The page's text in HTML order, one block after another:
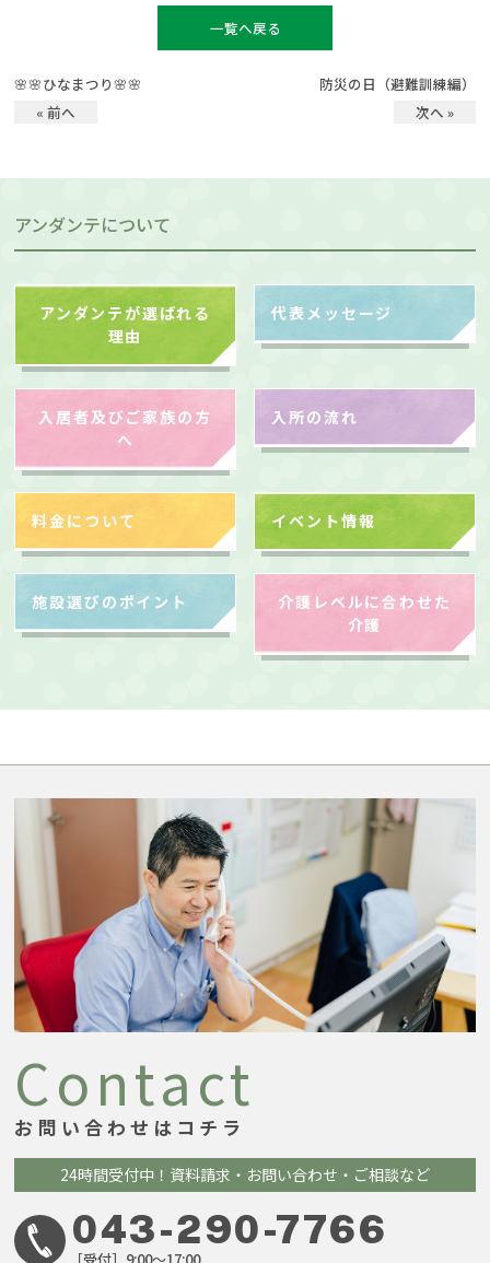
🌸🌸ひなまつり🌸🌸
« 前へ
一覧へ戻る
防災の日（避難訓練編）
次へ »
アンダンテについて
アンダンテが選ばれる
理由
代表メッセージ
入居者及びご家族の方
へ
入所の流れ
料金について イベント情報
施設選びのポイント
介護レベルに合わせた
介護
Contact
お問い合わせはコチラ
24時間受付中！ 資料請求・お問い合わせ・ご相談など
043-290-7766